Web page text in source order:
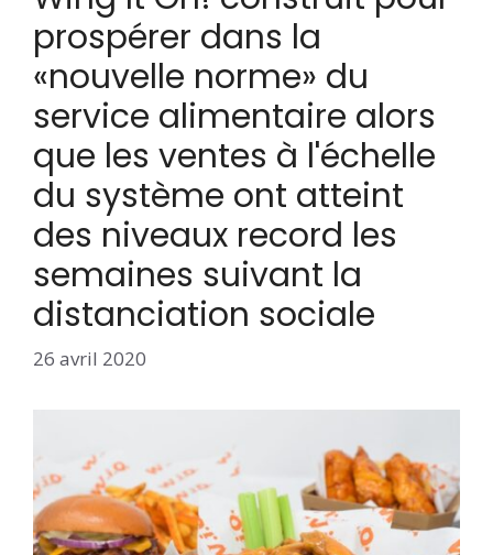
prospérer dans la
«nouvelle norme» du
service alimentaire alors
que les ventes à l'échelle
du système ont atteint
des niveaux record les
semaines suivant la
distanciation sociale
26 avril 2020